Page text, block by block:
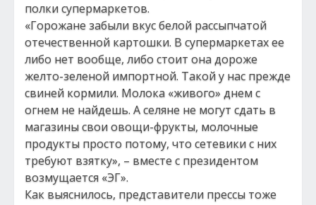
полки супермаркетов.
«Горожане забыли вкус белой рассыпчатой
отечественной картошки. В супермаркетах ее
либо нет вообще, либо стоит она дороже
желто-зеленой импортной. Такой у нас прежде
свиней кормили. Молока «живого» днем с
огнем не найдешь. А селяне не могут сдать в
магазины свои овощи-фрукты, молочные
продукты просто потому, что сетевики с них
требуют взятку», – вместе с президентом
возмущается «ЭГ».
Как выяснилось, представители прессы тоже